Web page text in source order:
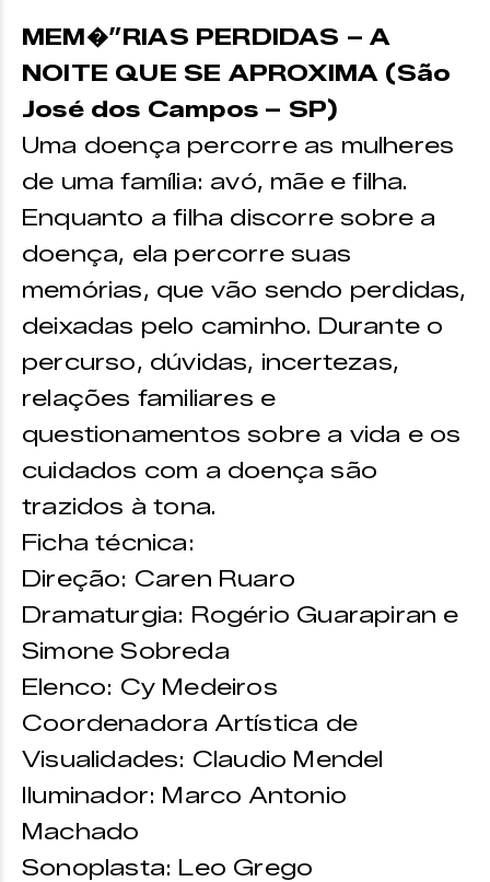
MEM�”RIAS PERDIDAS – A
NOITE QUE SE APROXIMA (São
José dos Campos – SP)
Uma doença percorre as mulheres
de uma família: avó, mãe e filha.
Enquanto a filha discorre sobre a
doença, ela percorre suas
memórias, que vão sendo perdidas,
deixadas pelo caminho. Durante o
percurso, dúvidas, incertezas,
relações familiares e
questionamentos sobre a vida e os
cuidados com a doença são
trazidos à tona.
Ficha técnica:
Direção: Caren Ruaro
Dramaturgia: Rogério Guarapiran e
Simone Sobreda
Elenco: Cy Medeiros
Coordenadora Artística de
Visualidades: Claudio Mendel
Iluminador: Marco Antonio
Machado
Sonoplasta: Leo Grego